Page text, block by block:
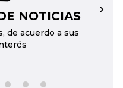
NOTICIAS
de acuerdo a sus
→